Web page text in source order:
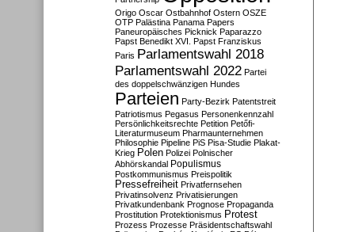
Origo Oscar Ostbahnhof Ostern OSZE
OTP Palästina Panama Papers
Paneuropäisches Picknick Paparazzo
Papst Benedikt XVI. Papst Franziskus
Paris Parlamentswahl 2018
Parlamentswahl 2022 Partei
des doppelschwänzigen Hundes
Parteien Party-Bezirk Patentstreit
Patriotismus Pegasus Personenkennzahl
Persönlichkeitsrechte Petition Petőfi-
Literaturmuseum Pharmaunternehmen
Philosophie Pipeline PiS Pisa-Studie Plakat-
Krieg Polen Polizei Polnischer
Abhörskandal Populismus
Postkommunismus Preispolitik
Pressefreiheit Privatfernsehen
Privatinsolvenz Privatisierungen
Privatkundenbank Prognose Propaganda
Prostitution Protektionismus Protest
Prozess Prozesse Präsidentschaftswahl